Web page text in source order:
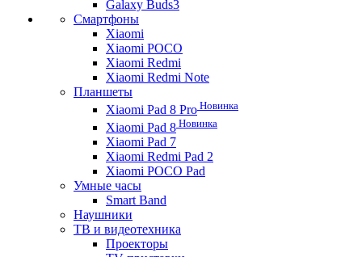
Galaxy Buds3
Смартфоны
Xiaomi
Xiaomi POCO
Xiaomi Redmi
Xiaomi Redmi Note
Планшеты
Xiaomi Pad 8 Pro Новинка
Xiaomi Pad 8 Новинка
Xiaomi Pad 7
Xiaomi Redmi Pad 2
Xiaomi POCO Pad
Умные часы
Smart Band
Наушники
ТВ и видеотехника
Проекторы